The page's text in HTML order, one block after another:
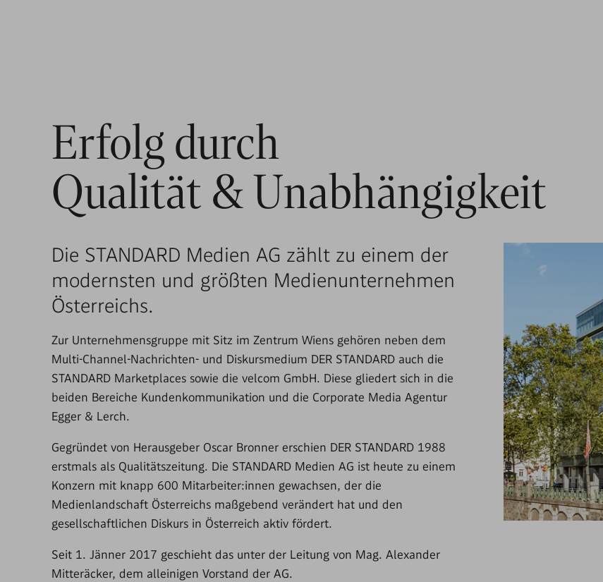
Erfolg durch
Qualität & Unabhängigkeit
Die STANDARD Medien AG zählt zu einem der
modernsten und größten Medienunternehmen
Österreichs.
Zur Unternehmensgruppe mit Sitz im Zentrum Wiens gehören neben dem
Multi-Channel-Nachrichten- und Diskursmedium DER STANDARD auch die
STANDARD Marketplaces sowie die velcom GmbH. Diese gliedert sich in die
beiden Bereiche Kundenkommunikation und die Corporate Media Agentur
Egger & Lerch.
Gegründet von Herausgeber Oscar Bronner erschien DER STANDARD 1988
erstmals als Qualitätszeitung. Die STANDARD Medien AG ist heute zu einem
Konzern mit knapp 600 Mitarbeiter:innen gewachsen, der die
Medienlandschaft Österreichs maßgebend verändert hat und den
gesellschaftlichen Diskurs in Österreich aktiv fördert.
Seit 1. Jänner 2017 geschieht das unter der Leitung von Mag. Alexander
Mitteräcker, dem alleinigen Vorstand der AG.